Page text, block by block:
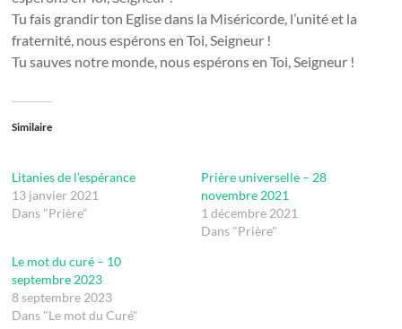
Tu fais grandir ton Eglise dans la Miséricorde, l’unité et la
fraternité, nous espérons en Toi, Seigneur !
Tu sauves notre monde, nous espérons en Toi, Seigneur !
Similaire
Litanies de l’espérance
13 janvier 2021
Dans "Prière"
Prière universelle – 28
novembre 2021
1 décembre 2021
Dans "Prière"
Le mot du curé – 10
septembre 2023
8 septembre 2023
Dans "Le mot du Curé"